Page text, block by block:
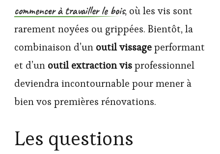
commencer à travailler le bois, où les vis sont
rarement noyées ou grippées. Bientôt, la
combinaison d’un outil vissageperformant
et d’un outil extraction visprofessionnel
deviendra incontournable pour mener à
bien vos premières rénovations.
Les questions